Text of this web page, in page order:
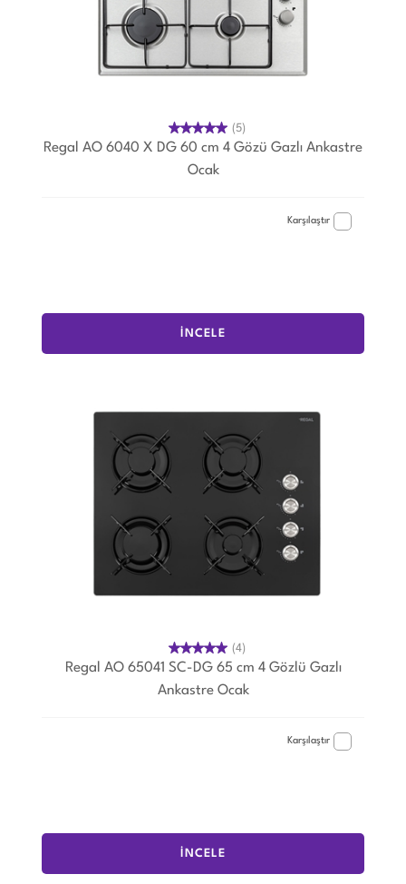
(5)
Regal AO 6040 X DG 60 cm 4 Gözü Gazlı Ankastre
Ocak
Karşılaştır
İNCELE
(4)
Regal AO 65041 SC-DG 65 cm 4 Gözlü Gazlı
Ankastre Ocak
Karşılaştır
İNCELE